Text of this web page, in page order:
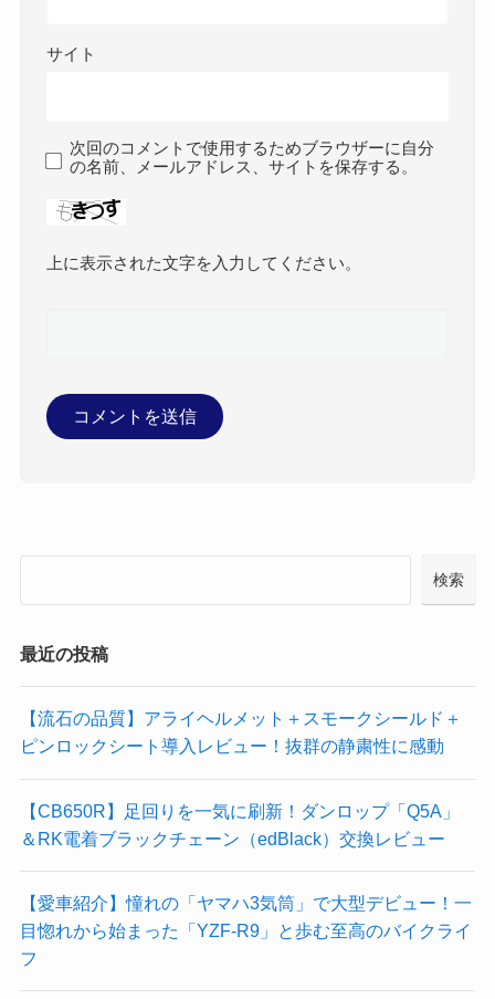
サイト
次回のコメントで使用するためブラウザーに自分
の名前、メールアドレス、サイトを保存する。
上に表示された文字を入力してください。
検索
最近の投稿
【流石の品質】アライヘルメット＋スモークシールド＋
ピンロックシート導入レビュー！抜群の静粛性に感動
【CB650R】足回りを一気に刷新！ダンロップ「Q5A」
＆RK電着ブラックチェーン（edBlack）交換レビュー
【愛車紹介】憧れの「ヤマハ3気筒」で大型デビュー！一
目惚れから始まった「YZF-R9」と歩む至高のバイクライ
フ